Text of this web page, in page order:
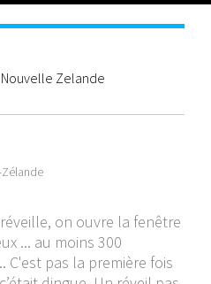
Zelande
on ouvre la fenêtre
... au moins 300
C'est pas la première fois